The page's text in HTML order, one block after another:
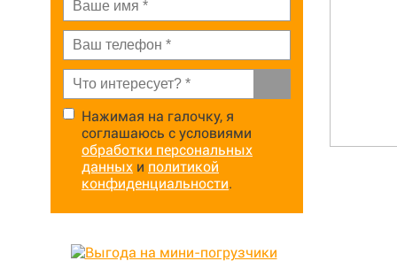
Нажимая на галочку, я
соглашаюсь с условиями
обработки персональных
данных и политикой
конфиденциальности.